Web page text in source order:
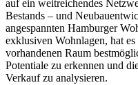
auf ein weitreichendes
Bestands – und
angespannten Hamburger
exklusiven Wohnlagen, hat
vorhandenen Raum
Potentiale zu erkennen und
Verkauf zu analysieren.